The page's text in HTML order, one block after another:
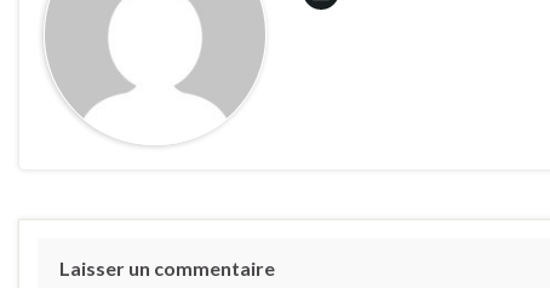
Laisser un commentaire